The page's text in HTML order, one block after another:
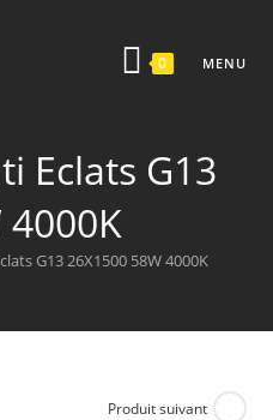
0 MENU
Eclats G13
4000K
G13 26X1500 58W 4000K
Produit suivant